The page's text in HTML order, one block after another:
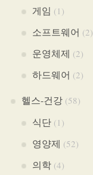
게임 (1)
소프트웨어 (2)
운영체제 (2)
하드웨어 (2)
헬스-건강(58)
식단(1)
영양제 (52)
의학(4)